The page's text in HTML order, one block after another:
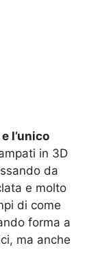
l’unico
in 3D
da
e molto
di come
forma a
ma anche